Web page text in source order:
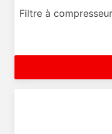
Filtre à